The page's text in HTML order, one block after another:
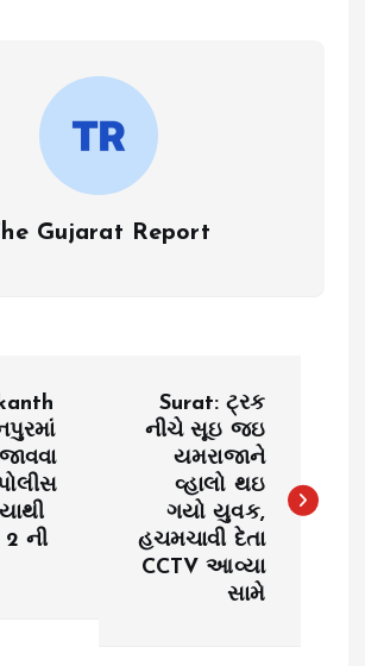
Gujarat Report
ની
Surat: ટ્રક
નીચે સૂઇ જઇ
યમરાજાને
વ્હાલો થઇ
ગયો યુવક,
હચમચાવી દેતા
CCTV આવ્યા
સામે